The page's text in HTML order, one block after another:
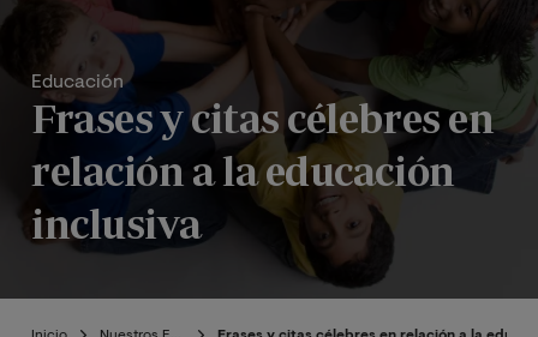
Educación
Frases y citas célebres en
relación a la educación
inclusiva